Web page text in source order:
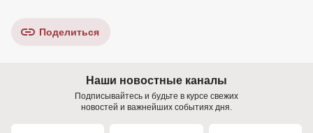
Поделиться
Наши новостные каналы
Подписывайтесь и будьте в курсе свежих
новостей и важнейших событиях дня.